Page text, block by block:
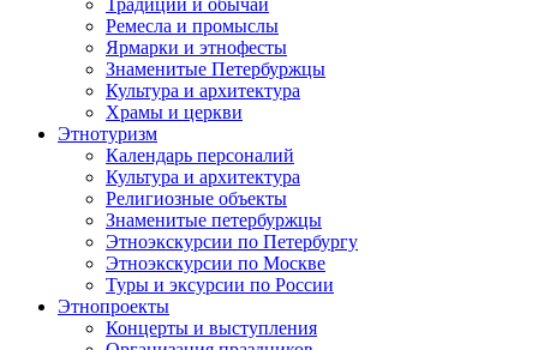
Традиции и обычаи
Ремесла и промыслы
Ярмарки и этнофесты
Знаменитые Петербуржцы
Культура и архитектура
Храмы и церкви
Этнотуризм
Календарь персоналий
Культура и архитектура
Религиозные объекты
Знаменитые петербуржцы
Этноэкскурсии по Петербургу
Этноэкскурсии по Москве
Туры и эксурсии по России
Этнопроекты
Концерты и выступления